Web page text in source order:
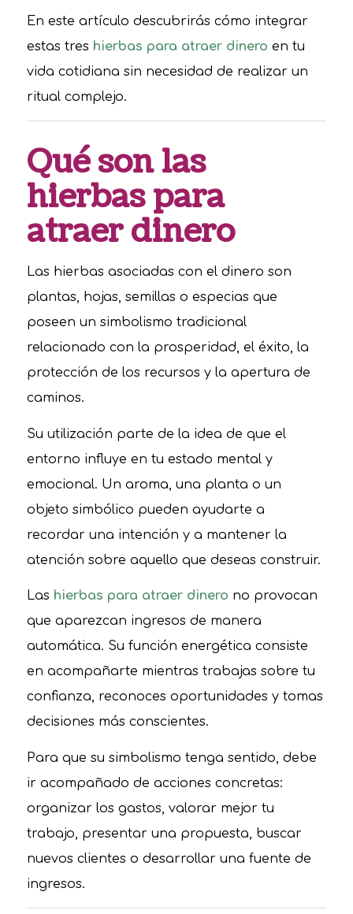
En este artículo descubrirás cómo integrar
estas tres hierbas para atraer dinero en tu
vida cotidiana sin necesidad de realizar un
ritual complejo.
Qué son las
hierbas para
atraer dinero
Las hierbas asociadas con el dinero son
plantas, hojas, semillas o especias que
poseen un simbolismo tradicional
relacionado con la prosperidad, el éxito, la
protección de los recursos y la apertura de
caminos.
Su utilización parte de la idea de que el
entorno influye en tu estado mental y
emocional. Un aroma, una planta o un
objeto simbólico pueden ayudarte a
recordar una intención y a mantener la
atención sobre aquello que deseas construir.
Las hierbas para atraer dinero no provocan
que aparezcan ingresos de manera
automática. Su función energética consiste
en acompañarte mientras trabajas sobre tu
confianza, reconoces oportunidades y tomas
decisiones más conscientes.
Para que su simbolismo tenga sentido, debe
ir acompañado de acciones concretas:
organizar los gastos, valorar mejor tu
trabajo, presentar una propuesta, buscar
nuevos clientes o desarrollar una fuente de
ingresos.